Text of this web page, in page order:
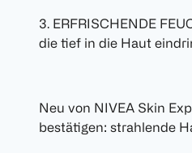
3. ERFRISCHENDE
die tief in die Haut
Neu von NIVEA Skin
bestätigen: strahlende